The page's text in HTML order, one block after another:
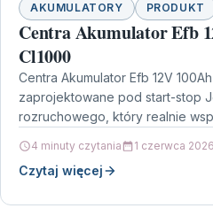
AKUMULATORY PRODUKT
Centra Akumulator Efb
Cl1000
Centra Akumulator Efb 12V
zaprojektowane pod start-stop
rozruchowego, który realnie
4 minuty czytania 1 czerwca 2026
Czytaj więcej